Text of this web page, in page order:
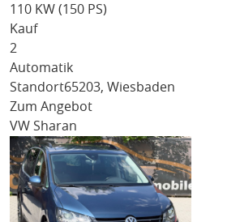
110 KW (150 PS)
Kauf
2
Automatik
Standort65203, Wiesbaden
Zum Angebot
VW Sharan